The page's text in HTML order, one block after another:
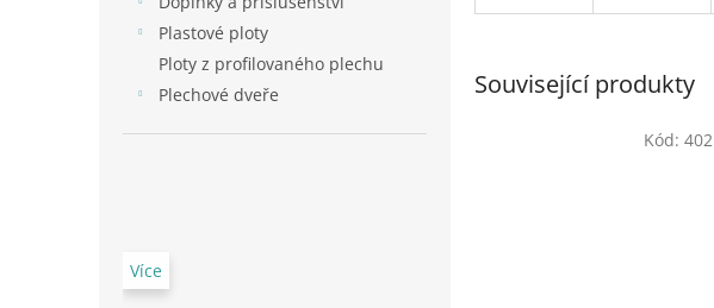
Plastové ploty
Ploty z profilovaného plechu
Plechové dveře
Více
Související produkty
Kód: 402